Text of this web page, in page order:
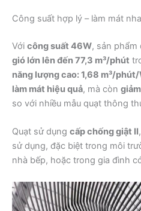
Công suất hợp lý – làm mát
Với công suất 46W, sản phẩm
gió lớn lên đến 77,3 m³/phút
năng lượng cao: 1,68 m³/
làm mát hiệu quả, mà còn
so với nhiều mẫu quạt thông
Quạt sử dụng cấp chống giật II
sử dụng, đặc biệt trong môi
nhà bếp, hoặc trong gia đình